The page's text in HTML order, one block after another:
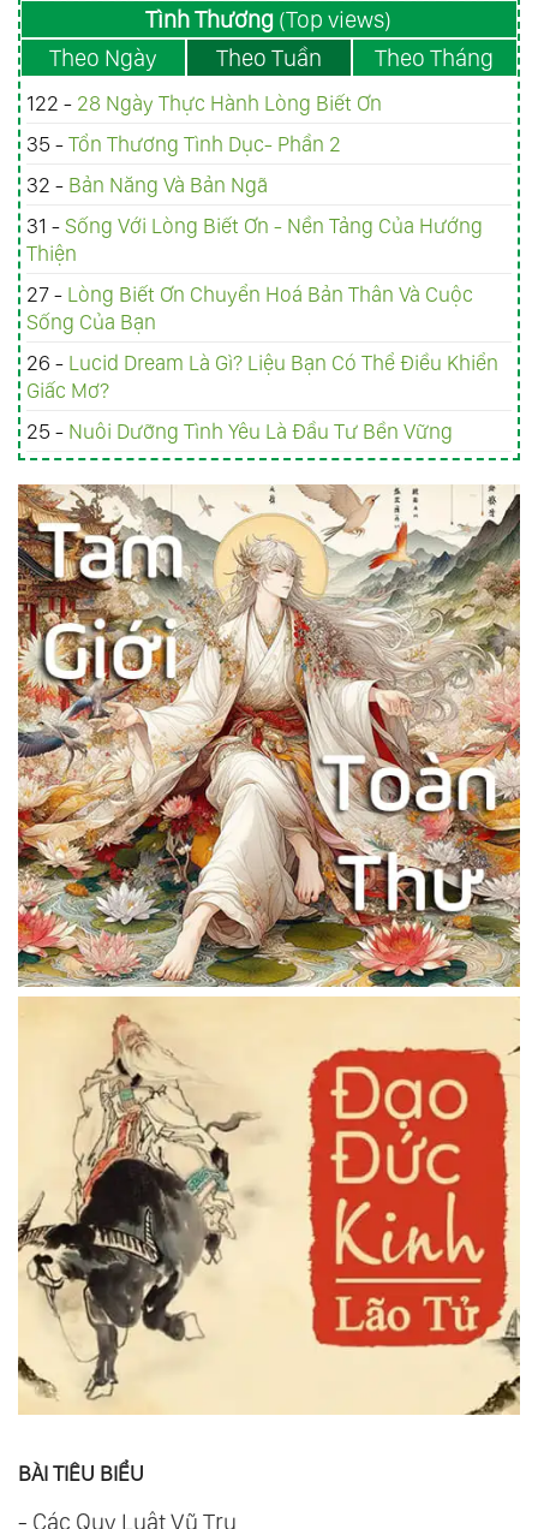
Tình Thương (Top views)
Theo Ngày
Theo Tuần Theo Tháng
122 - 28 Ngày Thực Hành Lòng Biết Ơn
35 -Tổn Thương Tình Dục- Phần 2
32 - Bản Năng Và Bản Ngã
31 -Sống Với Lòng Biết Ơn - Nền Tảng Của Hướng
Thiện
27 - Lòng Biết Ơn Chuyển Hoá Bản Thân Và Cuộc
Sống Của Bạn
26 - Lucid Dream Là Gì? Liệu Bạn Có Thể Điều Khiển
Giấc Mơ?
25 - Nuôi Dưỡng Tình Yêu Là Đầu Tư Bền Vững
BÀI TIÊU BIỂU
- Các Quy Luật Vũ Trụ